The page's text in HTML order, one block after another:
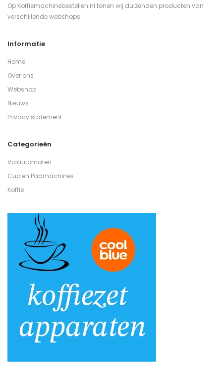
Op Koffiemachinebestellen.nl tonen wij duizenden producten van
verschillende webshops.
Informatie
Home
Over ons
Webshop
Nieuws
Privacy statement
Categorieën
Volautomaten
Cup en Padmachines
Koffie